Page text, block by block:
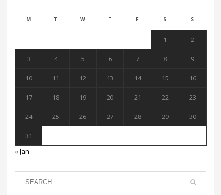
M T W T F S S
1 2
3 4 5 6 7 8 9
10 11 12 13 14 15 16
17 18 19 20 21 22 23
24 25 26 27 28 29 30
31
« Jan